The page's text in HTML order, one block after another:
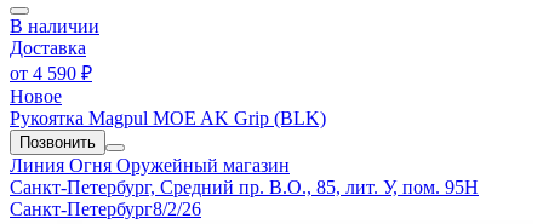
В наличии
Доставка
от 4 590 ₽
Новое
Рукоятка Magpul MOE AK Grip (BLK)
Позвонить
Линия Огня Оружейный магазин
Санкт-Петербург, Средний пр. В.О., 85, лит. У, пом. 95Н
Санкт-Петербург8/2/26